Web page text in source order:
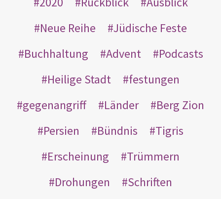
Neue Reihe
Jüdische Feste
Buchhaltung
Advent
Podcasts
Heilige Stadt
festungen
gegenangriff
Länder
Berg Zion
Persien
Bündnis
Tigris
Erscheinung
Trümmern
Drohungen
Schriften